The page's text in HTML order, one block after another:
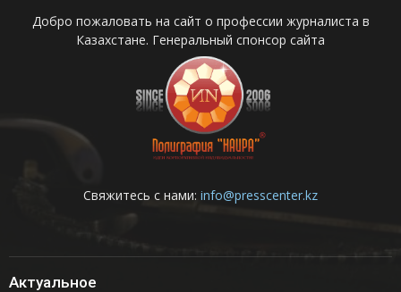
Добро пожаловать на сайт о профессии журналиста в
Казахстане. Генеральный спонсор сайта
Свяжитесь с нами: info@presscenter.kz
Актуальное